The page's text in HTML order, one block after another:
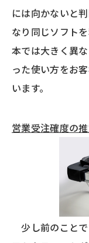
には向かないと
なり同じソフト
本では大きく異
った使い方をお
います。
営業受注確度の
少し前のこと